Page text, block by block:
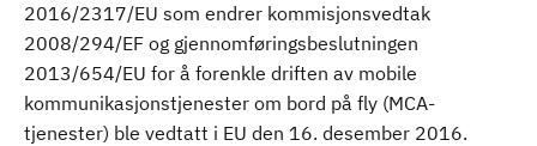
2016/2317/EU som endrer kommisjonsvedtak
2008/294/EF og gjennomføringsbeslutningen
2013/654/EU for å forenkle driften av mobile
kommunikasjonstjenester om bord på fly (MCA-
tjenester) ble vedtatt i EU den 16. desember 2016.